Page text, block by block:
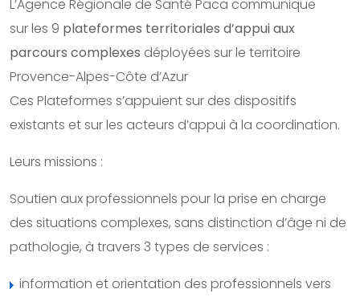
L’Agence Régionale de Santé Paca communique
sur les 9 plateformes territoriales d’appui aux
parcours complexes déployées sur le territoire
Provence-Alpes-Côte d’Azur
Ces Plateformes s’appuient sur des dispositifs
existants et sur les acteurs d’appui à la coordination.
Leurs missions :
Soutien aux professionnels pour la prise en charge
des situations complexes, sans distinction d’âge ni de
pathologie, à travers 3 types de services :
information et orientation des professionnels vers